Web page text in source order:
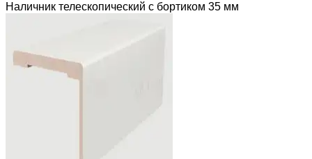
Наличник телескопический с бортиком 35 мм